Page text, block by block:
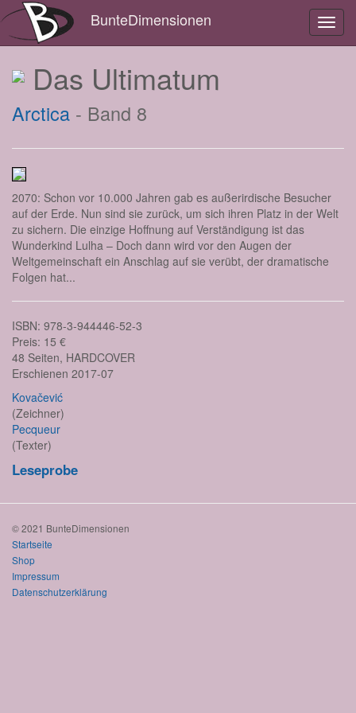
BunteDimensionen
Das Ultimatum
Arctica - Band 8
2070: Schon vor 10.000 Jahren gab es außerirdische Besucher
auf der Erde. Nun sind sie zurück, um sich ihren Platz in der Welt
zu sichern. Die einzige Hoffnung auf Verständigung ist das
Wunderkind Lulha – Doch dann wird vor den Augen der
Weltgemeinschaft ein Anschlag auf sie verübt, der dramatische
Folgen hat...
ISBN: 978-3-944446-52-3
Preis: 15 €
48 Seiten, HARDCOVER
Erschienen 2017-07
Kovačević
(Zeichner)
Pecqueur
(Texter)
Leseprobe
© 2021 BunteDimensionen
Startseite
Shop
Impressum
Datenschutzerklärung